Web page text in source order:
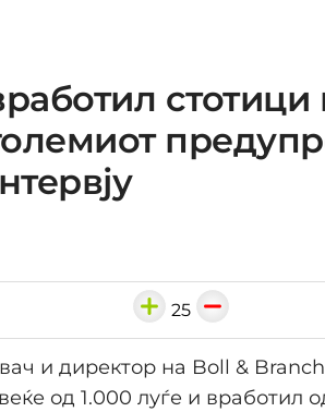
стотици
25
и директор на Boll &
од 1.000 луѓе и вработил